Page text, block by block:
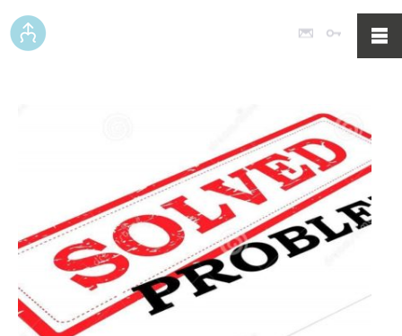
Poczta